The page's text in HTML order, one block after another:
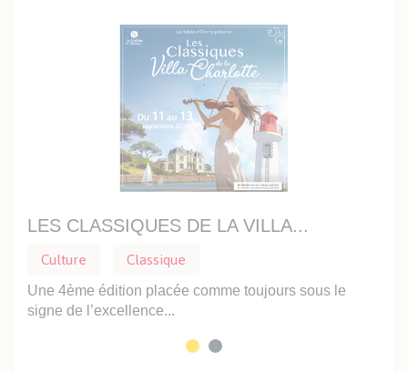
LES CLASSIQUES DE LA VILLA...
Culture Classique
Une 4ème édition placée comme toujours sous le
signe de l’excellence...